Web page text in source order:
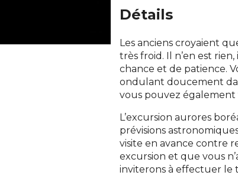
Détails
Les anciens croyaient
très froid. Il n’en est
chance et de patience.
ondulant doucement
vous pouvez également
L’excursion aurores
prévisions
visite en avance contre
excursion et que vous
inviterons à effectuer